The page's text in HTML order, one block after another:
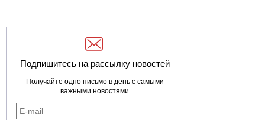
Подпишитесь на рассылку новостей
Получайте одно письмо в день с самыми
важными новостями